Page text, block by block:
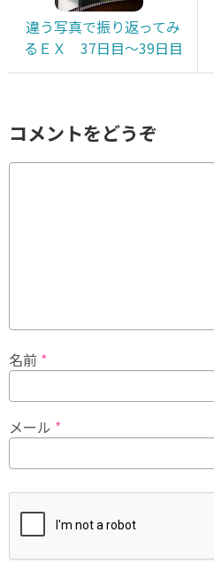
違う写真で振り返ってみ
るＥＸ 37日目～39日目
コメントをどうぞ
名前 *
メール *